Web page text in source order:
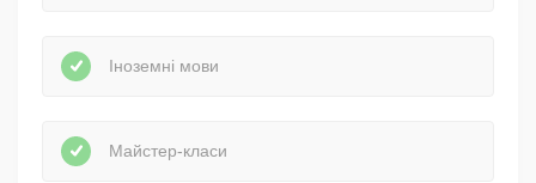
Іноземні мови
Майстер-класи